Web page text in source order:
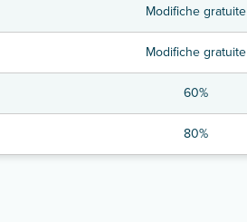
Modifiche gratuite
Modifiche gratuite
60%
80%